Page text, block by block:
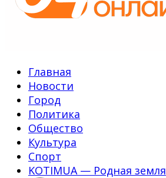
Главная
Новости
Город
Политика
Общество
Культура
Спорт
KOTIMUA — Родная земля